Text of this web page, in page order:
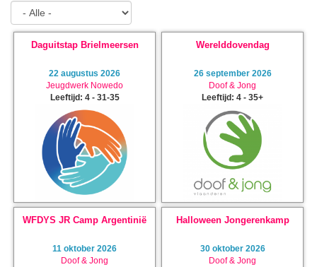
Daguitstap Brielmeersen
22 augustus 2026
Jeugdwerk Nowedo
Leeftijd: 4 - 31-35
Werelddovendag
26 september 2026
Doof & Jong
Leeftijd: 4 - 35+
WFDYS JR Camp Argentinië
11 oktober 2026
Doof & Jong
Halloween Jongerenkamp
30 oktober 2026
Doof & Jong